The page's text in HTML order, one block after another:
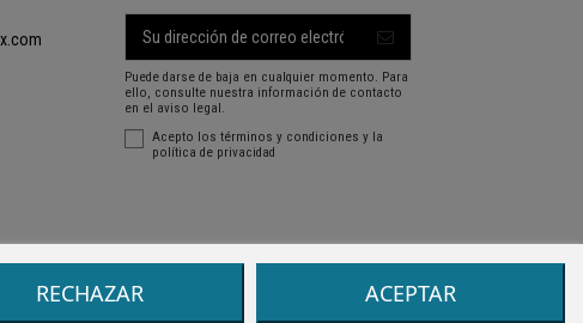
RECHAZAR ACEPTAR
Puede darse de baja en cualquier momento. Para
ello, consulte nuestra información de contacto
en el aviso legal.
Acepto lostérminos y condiciones y la
política de privacidad